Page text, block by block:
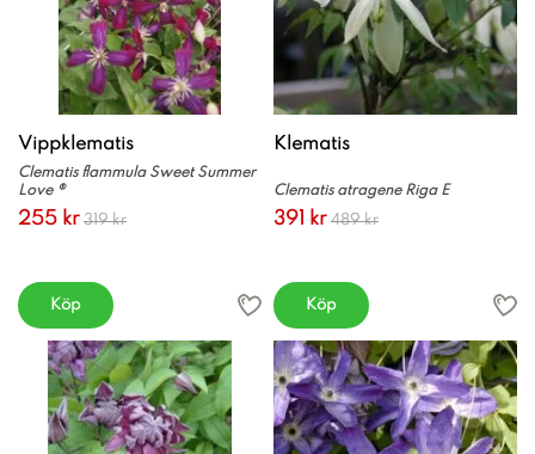
Vippklematis
Clematis flammula Sweet Summer
Love ®
255 kr 319 kr
Köp
Klematis
Clematis atragene Riga E
391 kr 489 kr
Köp